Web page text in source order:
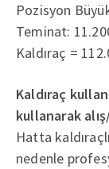
Pozisyon
Teminat:
Kaldıraç =
Kaldıraç
kullanarak
Hatta
nedenle